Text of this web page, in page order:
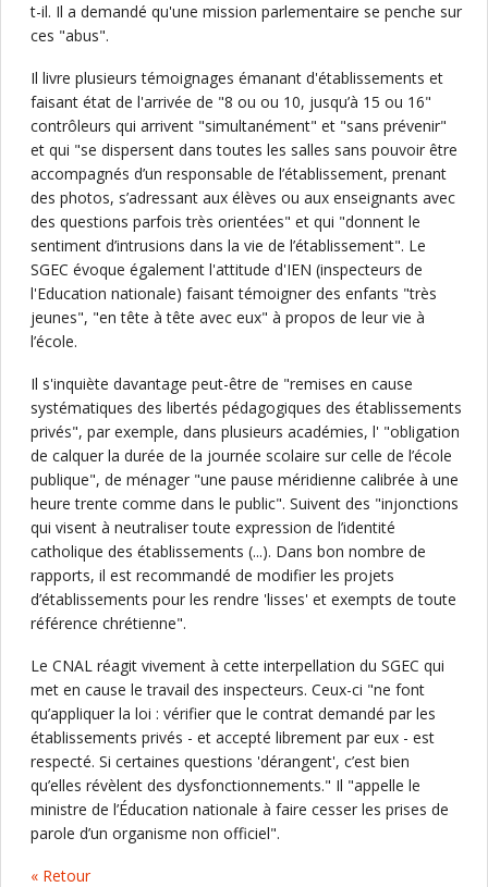
t-il. Il a demandé qu'une mission parlementaire se penche sur
ces "abus".
Il livre plusieurs témoignages émanant d'établissements et
faisant état de l'arrivée de "8 ou ou 10, jusqu’à 15 ou 16"
contrôleurs qui arrivent "simultanément" et "sans prévenir"
et qui "se dispersent dans toutes les salles sans pouvoir être
accompagnés d’un responsable de l’établissement, prenant
des photos, s’adressant aux élèves ou aux enseignants avec
des questions parfois très orientées" et qui "donnent le
sentiment d’intrusions dans la vie de l’établissement". Le
SGEC évoque également l'attitude d'IEN (inspecteurs de
l'Education nationale) faisant témoigner des enfants "très
jeunes", "en tête à tête avec eux" à propos de leur vie à
l’école.
Il s'inquiète davantage peut-être de "remises en cause
systématiques des libertés pédagogiques des établissements
privés", par exemple, dans plusieurs académies, l' "obligation
de calquer la durée de la journée scolaire sur celle de l’école
publique", de ménager "une pause méridienne calibrée à une
heure trente comme dans le public". Suivent des "injonctions
qui visent à neutraliser toute expression de l’identité
catholique des établissements (...). Dans bon nombre de
rapports, il est recommandé de modifier les projets
d’établissements pour les rendre 'lisses' et exempts de toute
référence chrétienne".
Le CNAL réagit vivement à cette interpellation du SGEC qui
met en cause le travail des inspecteurs. Ceux-ci "ne font
qu’appliquer la loi : vérifier que le contrat demandé par les
établissements privés - et accepté librement par eux - est
respecté. Si certaines questions 'dérangent', c’est bien
qu’elles révèlent des dysfonctionnements." Il "appelle le
ministre de l’Éducation nationale à faire cesser les prises de
parole d’un organisme non officiel".
« Retour